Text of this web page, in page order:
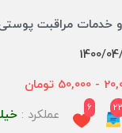
و خدمات مراقبت
1400/
تومان
6 عملکرد :